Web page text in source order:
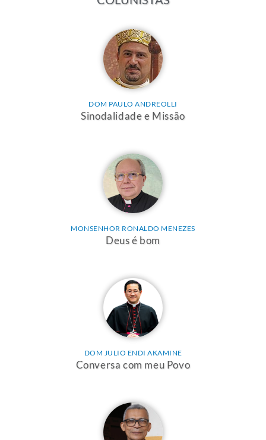
DOM PAULO ANDREOLLI
Sinodalidade e Missão
MONSENHOR RONALDO MENEZES
Deus é bom
DOM JULIO ENDI AKAMINE
Conversa com meu Povo